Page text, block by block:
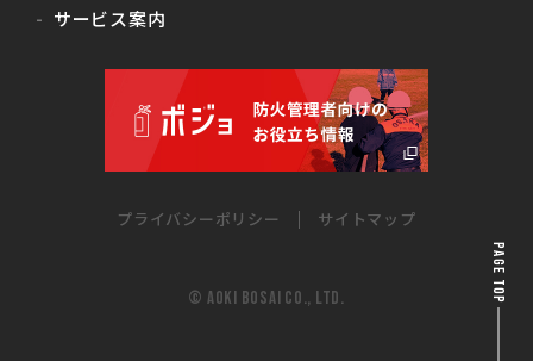
PAGE TOP
サービス案内
プライバシーポリシー サイトマップ
© AOKI BOSAI CO., LTD.